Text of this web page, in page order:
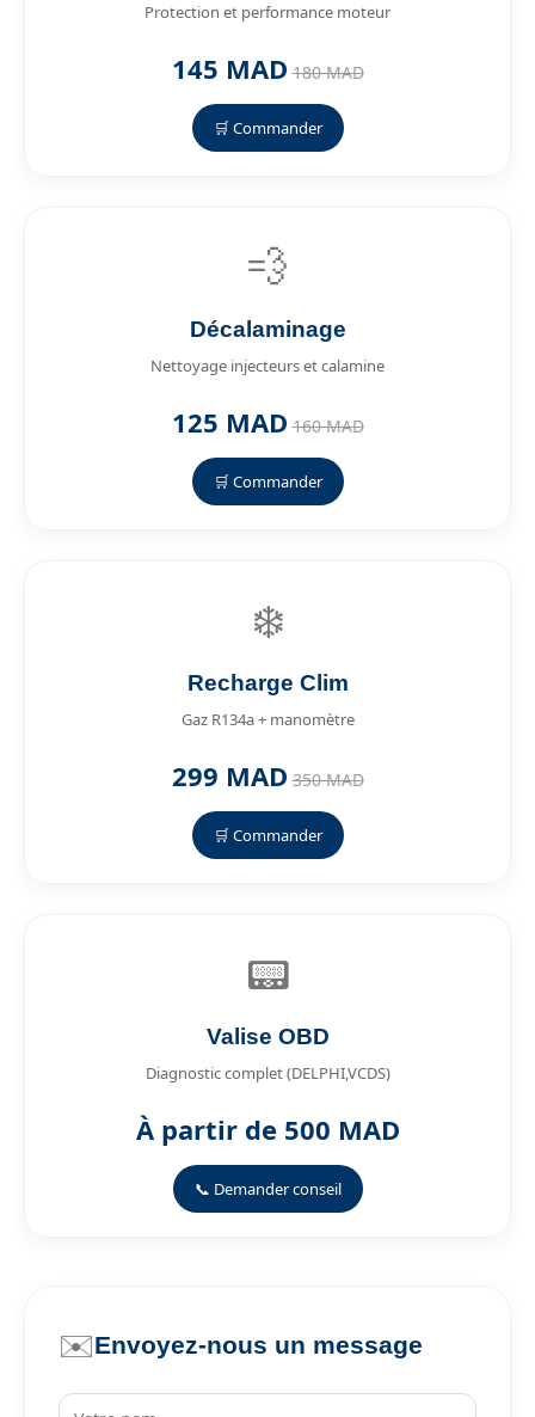
Protection et performance moteur
145 MAD 180 MAD
🛒 Commander
💨
Décalaminage
Nettoyage injecteurs et calamine
125 MAD 160 MAD
🛒 Commander
❄️
Recharge Clim
Gaz R134a + manomètre
299 MAD 350 MAD
🛒 Commander
📟
Valise OBD
Diagnostic complet (DELPHI,VCDS)
À partir de 500 MAD
📞 Demander conseil
✉️Envoyez-nous un message